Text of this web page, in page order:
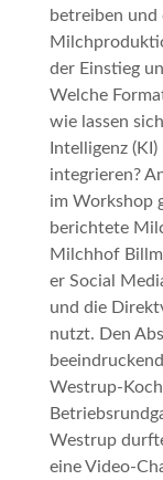
betreiben und
der Einstieg
Welche
wie lassen
Intelligenz
integrieren?
im Workshop
berichtete
Milchhof
er Social
und die
nutzt. Den
Westrup-
Westrup
eine Video-